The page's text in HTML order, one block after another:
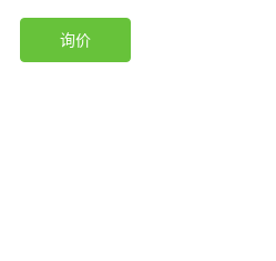
询价